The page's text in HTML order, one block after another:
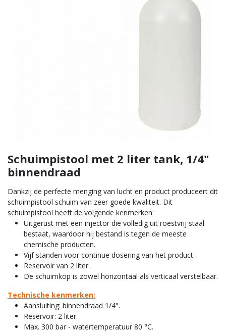
Schuimpistool met 2 liter tank, 1/4"
binnendraad
Dankzij de perfecte menging van lucht en product produceert dit
schuimpistool schuim van zeer goede kwaliteit. Dit
schuimpistool heeft de volgende kenmerken:
Uitgerust met een injector die volledig uit roestvrij staal
bestaat, waardoor hij bestand is tegen de meeste
chemische producten.
Vijf standen voor continue dosering van het product.
Reservoir van 2 liter.
De schuimkop is zowel horizontaal als verticaal verstelbaar.
Technische kenmerken:
Aansluiting: binnendraad 1/4".
Reservoir: 2 liter.
Max. 300 bar - watertemperatuur 80 °C.